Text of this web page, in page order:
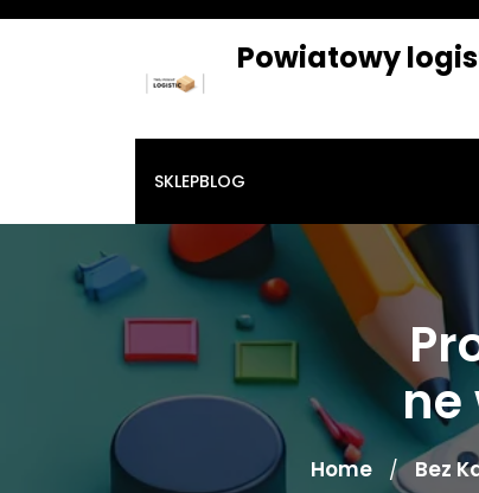
Skip
Powiatowy
SKLEPBLOG
ne
Home / Bez